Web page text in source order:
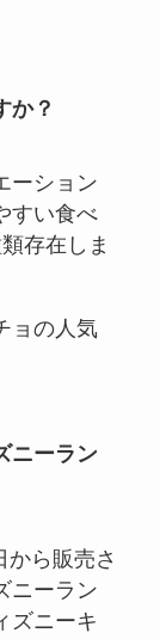
か？
ーション
すい食べ
存在しま
ョの人気
ニーラン
ら販売さ
ニーラン
ズニーキ